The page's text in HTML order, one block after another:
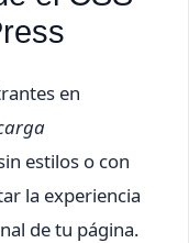
en
estilos o con
la experiencia
de tu página.